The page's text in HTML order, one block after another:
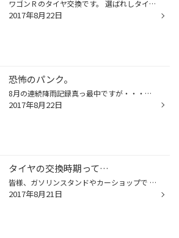
ワゴンＲのタイヤ交換です。 選ばれしタイヤはＲＥＧＮＯ ＧＲレジェーラ。 最近は大型車から小型車に乗り換える方も多く、今までＲＥＧＮＯを履いていたお客様には当然それが軽自動車であってもＲＥＧＮＯをオススメしております。 見た目も高級感が有ります。 サイズ設定が少ないのが欠点では有り...
2017年8月22日
恐怖のパンク。
8月の連続降雨記録真っ最中ですが・・・。 そんな時に多いのがパンク。 ほんと連日パンクでご来店されるお客様、増えてます。 通常道路は「へ」の字型をしているので、細かいビスや木屑などが落ちても自然と路肩に寄って行きますが、雨が降る事によってそれらの異物が路面の真ん中に流れて来るので...
2017年8月22日
タイヤの交換時期って…
皆様、ガソリンスタンドやカーショップで 突然「あー、タイヤダメですね〜。」 と言われた経験、ありませんか？ 自分ではまだまだ使えると思っていても 気付かぬ部分で実は交換時期だったり… 当店では お客様に分かりやすく どんな状態がどの様に危険なのか、 実際の摩耗したタイヤを展示しています...
2017年8月21日